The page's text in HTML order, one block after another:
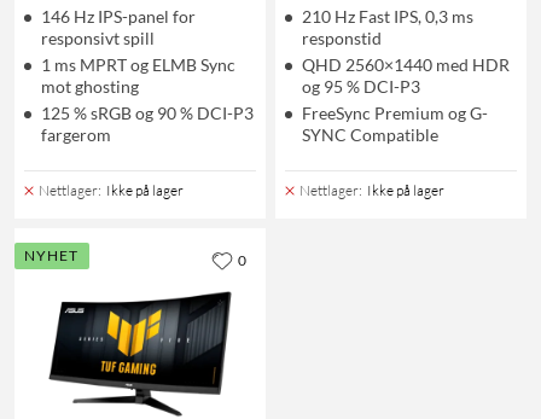
146 Hz IPS-panel for
responsivt spill
1 ms MPRT og ELMB Sync
mot ghosting
125 % sRGB og 90 % DCI-P3
fargerom
Nettlager: Ikke på lager
210 Hz Fast IPS, 0,3 ms
responstid
QHD 2560×1440 med HDR
og 95 % DCI-P3
FreeSync Premium og G-
SYNC Compatible
Nettlager: Ikke på lager
NYHET 0